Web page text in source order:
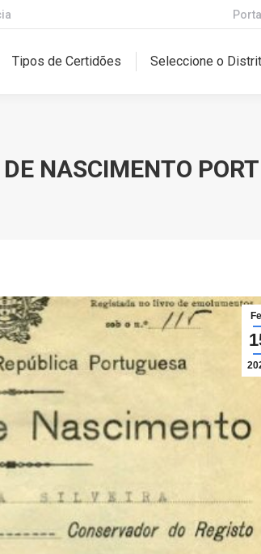
Tipos de Certidões Seleccione o
NASCIMENTO
Tipos de Certidões Seleccione o